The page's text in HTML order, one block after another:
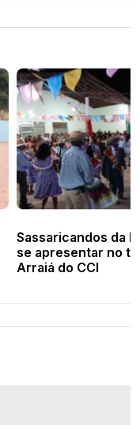
Sassaricandos da
se apresentar no
Arraiá do CCI